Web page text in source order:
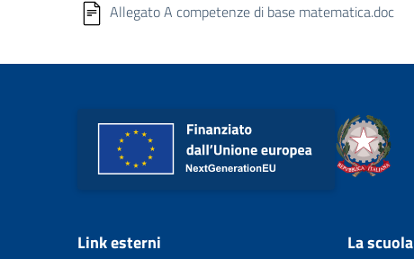
Allegato A competenze di base matematica.doc
Link esterni La scuola